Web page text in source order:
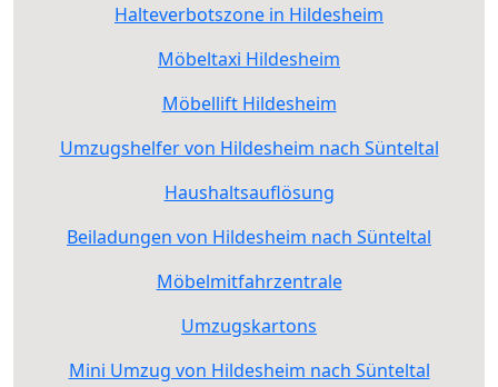
Halteverbotszone in Hildesheim
Möbeltaxi Hildesheim
Möbellift Hildesheim
Umzugshelfer von Hildesheim nach Sünteltal
Haushaltsauflösung
Beiladungen von Hildesheim nach Sünteltal
Möbelmitfahrzentrale
Umzugskartons
Mini Umzug von Hildesheim nach Sünteltal